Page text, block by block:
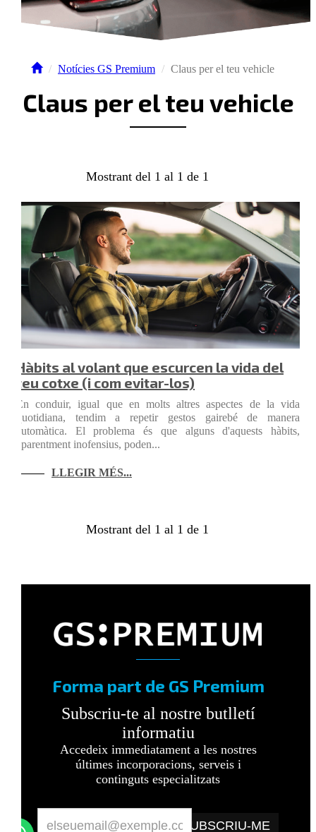
Notícies GS Premium Claus per el teu vehicle
Claus per el teu vehicle
Mostrant del 1 al 1 de 1
Hàbits al volant que escurcen la vida del
teu cotxe (i com evitar-los)
En conduir, igual que en molts altres aspectes de la vida
quotidiana, tendim a repetir gestos gairebé de manera
automàtica. El problema és que alguns d'aquests hàbits,
aparentment inofensius, poden...
LLEGIR MÉS...
Mostrant del 1 al 1 de 1
Forma part de GS Premium
Subscriu-te al nostre butlletí
informatiu
Accedeix immediatament a les nostres
últimes incorporacions, serveis i
continguts especialitzats
SUBSCRIU-ME